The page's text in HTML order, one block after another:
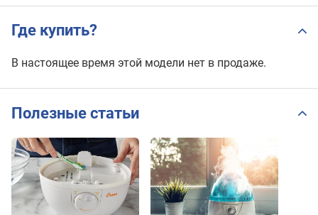
Где купить?
В настоящее время этой модели нет в продаже.
Полезные статьи